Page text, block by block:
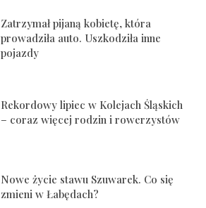
Zatrzymał pijaną kobietę, która
prowadziła auto. Uszkodziła inne
pojazdy
Rekordowy lipiec w Kolejach Śląskich
– coraz więcej rodzin i rowerzystów
Nowe życie stawu Szuwarek. Co się
zmieni w Łabędach?